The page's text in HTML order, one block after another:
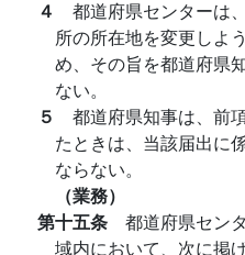
４ 都道府県センターは
所の所在地を変更しよ
め、その旨を都道府県
ない。
５ 都道府県知事は、前
たときは、当該届出に
ならない。
（業務）
第十五条 都道府県セン
域内において、次に掲